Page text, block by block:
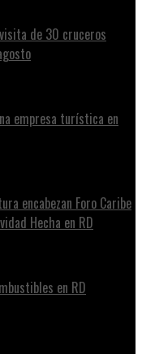
de 30 cruceros
empresa turística en
encabezan Foro Caribe
Hecha en RD
en RD